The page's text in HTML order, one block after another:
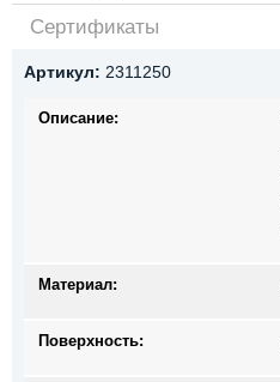
Сертификаты
Артикул: 2311250
Описание:
Материал:
Поверхность: